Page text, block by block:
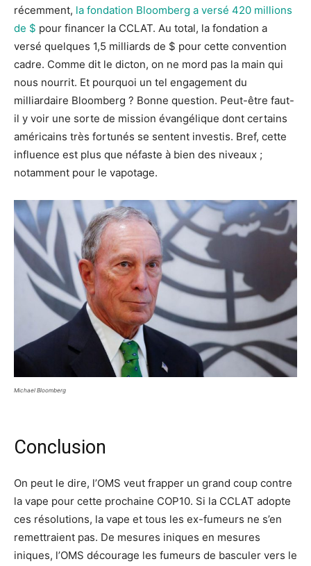
récemment, la fondation Bloomberg a versé 420 millions
de $ pour financer la CCLAT. Au total, la fondation a
versé quelques 1,5 milliards de $ pour cette convention
cadre. Comme dit le dicton, on ne mord pas la main qui
nous nourrit. Et pourquoi un tel engagement du
milliardaire Bloomberg ? Bonne question. Peut-être faut-
il y voir une sorte de mission évangélique dont certains
américains très fortunés se sentent investis. Bref, cette
influence est plus que néfaste à bien des niveaux ;
notamment pour le vapotage.
Michael Bloomberg
Conclusion
On peut le dire, l’OMS veut frapper un grand coup contre
la vape pour cette prochaine COP10. Si la CCLAT adopte
ces résolutions, la vape et tous les ex-fumeurs ne s’en
remettraient pas. De mesures iniques en mesures
iniques, l’OMS décourage les fumeurs de basculer vers le